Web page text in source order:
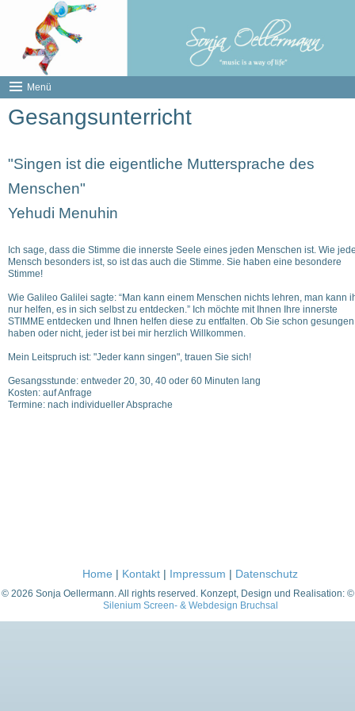
Menü
Gesangsunterricht
"Singen ist die eigentliche Muttersprache des
Menschen"
Yehudi Menuhin
Ich sage, dass die Stimme die innerste Seele eines jeden Menschen ist. Wie
Mensch besonders ist, so ist das auch die Stimme. Sie haben eine besondere
Stimme!
Wie Galileo Galilei sagte: “Man kann einem Menschen nichts lehren, man kann
nur helfen, es in sich selbst zu entdecken.” Ich möchte mit Ihnen Ihre innerste
STIMME entdecken und Ihnen helfen diese zu entfalten. Ob Sie schon gesungen
haben oder nicht, jeder ist bei mir herzlich Willkommen.
Mein Leitspruch ist: "Jeder kann singen", trauen Sie sich!
Gesangsstunde: entweder 20, 30, 40 oder 60 Minuten lang
Kosten: auf Anfrage
Termine: nach individueller Absprache
Home | Kontakt | Impressum | Datenschutz
© 2026 Sonja Oellermann. All rights reserved. Konzept, Design und Realisation:
Silenium Screen- & Webdesign Bruchsal